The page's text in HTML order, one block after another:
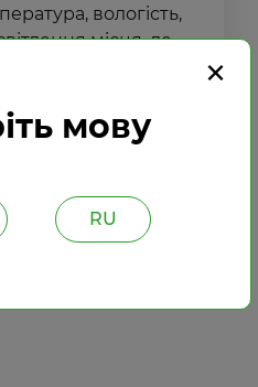
мову
×
RU
вологість,
місця, де